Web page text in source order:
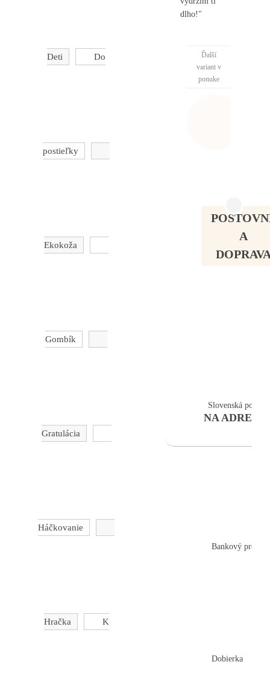
Deti Do
postieľky
Ekokoža
Gombík
Gratulácia
Háčkovanie
Hračka K
dlho!"
Ďalší
variant v
ponuke
A
Slovenská pošta
NA ADRESU
Bankový prevod
Dobierka